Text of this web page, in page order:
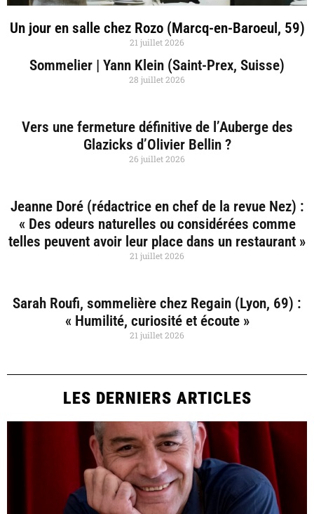
Un jour en salle chez Rozo (Marcq-en-Baroeul, 59)
21 juillet 2026
Sommelier | Yann Klein (Saint-Prex, Suisse)
28 juillet 2026
Vers une fermeture définitive de l’Auberge des
Glazicks d’Olivier Bellin ?
26 juillet 2026
Jeanne Doré (rédactrice en chef de la revue Nez) :
« Des odeurs naturelles ou considérées comme
telles peuvent avoir leur place dans un restaurant »
21 juillet 2026
Sarah Roufi, sommelière chez Regain (Lyon, 69) :
« Humilité, curiosité et écoute »
21 juillet 2026
LES DERNIERS ARTICLES